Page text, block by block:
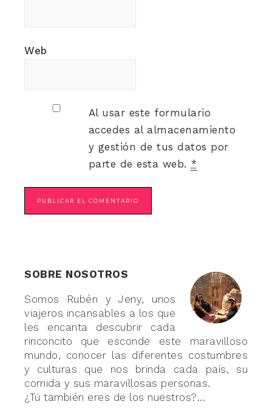
Web
Al usar este formulario
accedes al almacenamiento
y gestión de tus datos por
parte de esta web. *
SOBRE NOSOTROS
Somos Rubén y Jeny, unos
viajeros incansables a los que
les encanta descubrir cada
rinconcito que esconde este maravilloso
mundo, conocer las diferentes costumbres
y culturas que nos brinda cada país, su
comida y sus maravillosas personas.
¿Tú también eres de los nuestros?...